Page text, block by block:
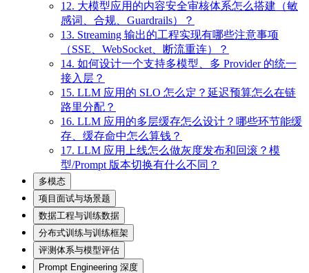
12. 大模型应用的内容安全审核体系怎么搭建（敏
感词、合规、Guardrails）？
13. Streaming 输出的工程实现有哪些注意事项
（SSE、WebSocket、断流重连）？
14. 如何设计一个支持多模型、多 Provider 的统一
接入层？
15. LLM 应用的 SLO 怎么定？延迟预算怎么在链
路里分配？
16. LLM 应用的多层缓存怎么设计？哪些环节能缓
存、缓存命中怎么算钱？
17. LLM 应用上线怎么做灰度发布和回滚？模
型/Prompt 版本切换有什么不同？
多模态
项目面试与场景题
数据工程与训练数据
分布式训练与训练框架
评测体系与模型评估
Prompt Engineering 深度